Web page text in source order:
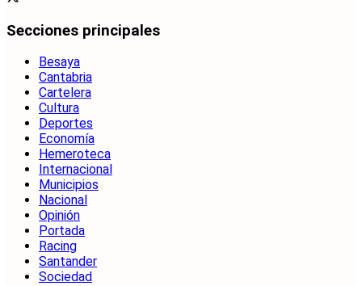
Secciones principales
Besaya
Cantabria
Cartelera
Cultura
Deportes
Economía
Hemeroteca
Internacional
Municipios
Nacional
Opinión
Portada
Racing
Santander
Sociedad